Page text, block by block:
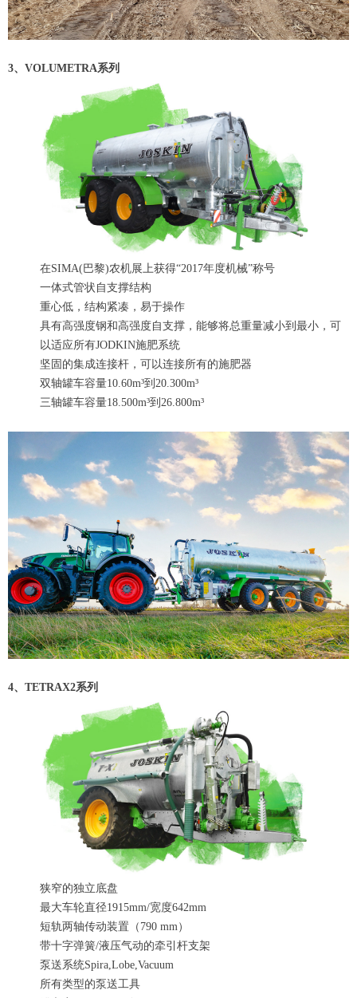
3、VOLUMETRA系列
在SIMA(巴黎)农机展上获得“2017年度机械”称号
一体式管状自支撑结构
重心低，结构紧凑，易于操作
具有高强度钢和高强度自支撑，能够将总重量减小到最小，可
以适应所有JODKIN施肥系统
坚固的集成连接杆，可以连接所有的施肥器
双轴罐车容量10.60m³到20.300m³
三轴罐车容量18.500m³到26.800m³
4、TETRAX2系列
狭窄的独立底盘
最大车轮直径1915mm/宽度642mm
短轨两轴传动装置（790 mm）
带十字弹簧/液压气动的牵引杆支架
泵送系统Spira,Lobe,Vacuum
所有类型的泵送工具